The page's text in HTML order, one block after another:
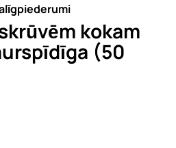
kokam
(50